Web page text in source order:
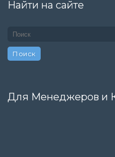
Найти на сайте
Для Менеджеров и